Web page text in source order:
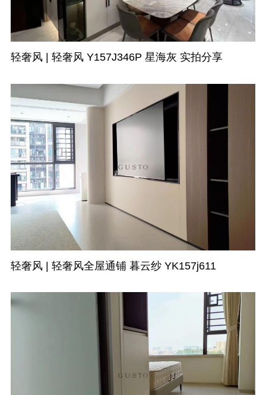
轻奢风 | 轻奢风 Y157J346P 星海灰 实拍分享
轻奢风 | 轻奢风全屋通铺 暮云纱 YK157j611